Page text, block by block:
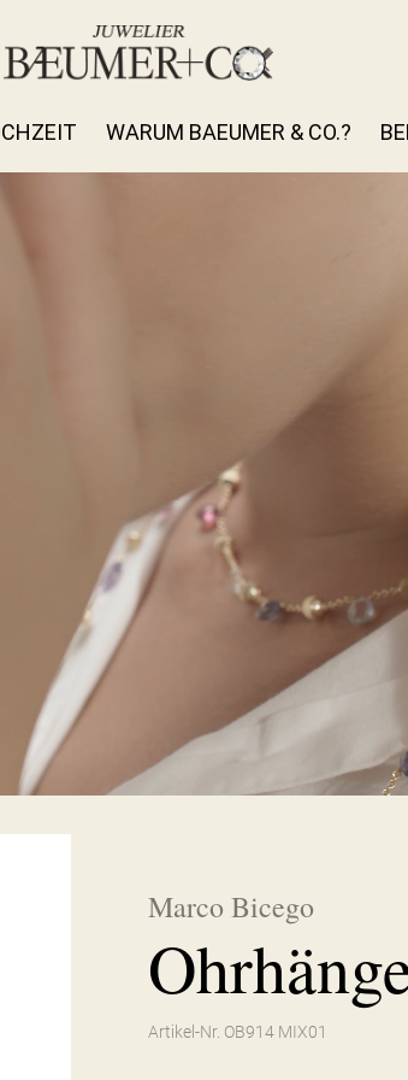
WARUM BAEUMER & CO.?
Marco Bicego
Artikel-Nr. OB914 MIX01